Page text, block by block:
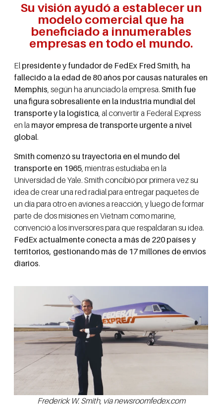
Su visión ayudó a establecer un
modelo comercial que ha
beneficiado a innumerables
empresas en todo el mundo.
El presidente y fundador de FedEx Fred Smith, ha
fallecido a la edad de 80 años por causas naturales en
Memphis, según ha anunciado la empresa. Smith fue
una figura sobresaliente en la industria mundial del
transporte y la logística, al convertir a Federal Express
en la mayor empresa de transporte urgente a nivel
global.
Smith comenzó su trayectoria en el mundo del
transporte en 1965 , mientras estudiaba en la
Universidad de Yale. Smith concibió por primera vez su
idea de crear una red radial para entregar paquetes de
un día para otro en aviones a reacción, y luego de formar
parte de dos misiones en Vietnam como marine,
convenció a los inversores para que respaldaran su idea.
FedEx actualmente conecta a más de 220 países y
territorios, gestionando más de 17 millones de envíos
diarios.
Frederick W. Smith, via newsroomfedex.com